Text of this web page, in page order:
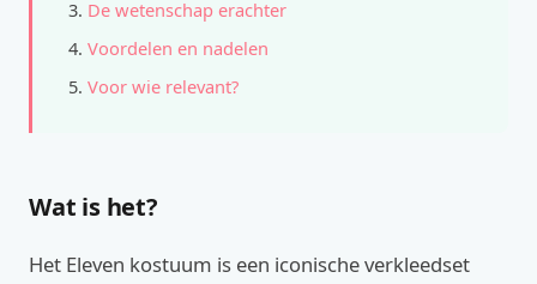
De wetenschap erachter
Voordelen en nadelen
Voor wie relevant?
Wat is het?
Het Eleven kostuum is een iconische verkleedset